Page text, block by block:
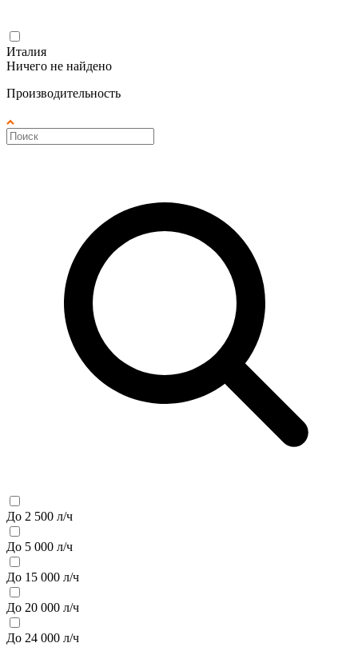
Италия
Ничего не найдено
Производительность
До 2 500 л/ч
До 5 000 л/ч
До 15 000 л/ч
До 20 000 л/ч
До 24 000 л/ч